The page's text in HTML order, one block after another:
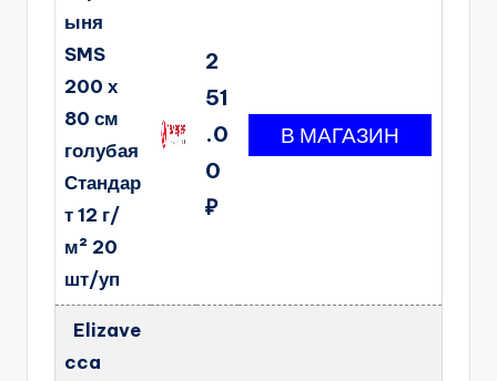
ыня
SMS
200 х
80 см
голубая
Стандар
т 12 г/
м² 20
шт/уп
2
51
.0
0
₽
Elizave
cca